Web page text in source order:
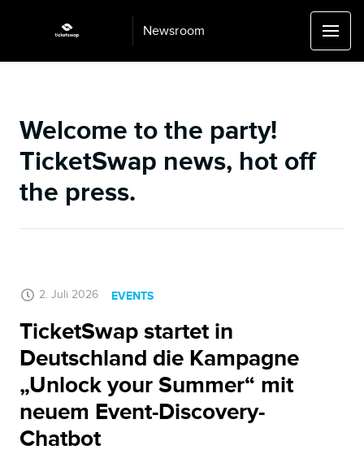
Newsroom
Welcome to the party!
TicketSwap news, hot off
the press.
2. Juli 2026 EVENTS
TicketSwap startet in
Deutschland die Kampagne
„Unlock your Summer“ mit
neuem Event-Discovery-
Chatbot